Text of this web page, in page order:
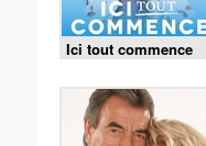
Ici tout commence